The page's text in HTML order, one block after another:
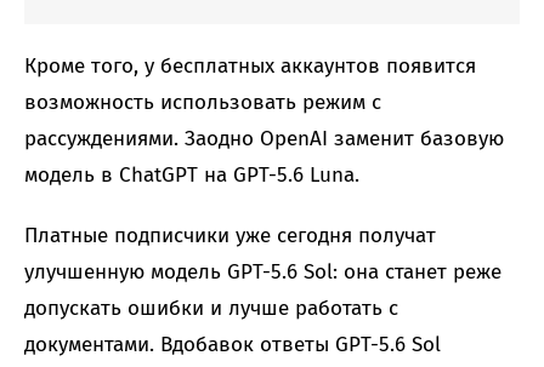
Кроме того, у бесплатных аккаунтов появится
возможность использовать режим с
рассуждениями. Заодно OpenAI заменит базовую
модель в ChatGPT на GPT-5.6 Luna.
Платные подписчики уже сегодня получат
улучшенную модель GPT-5.6 Sol: она станет реже
допускать ошибки и лучше работать с
документами. Вдобавок ответы GPT-5.6 Sol